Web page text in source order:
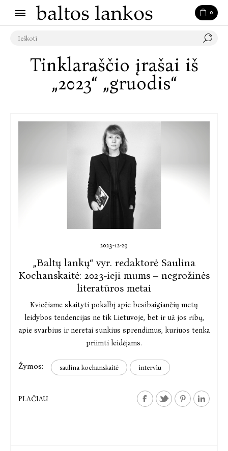
0
Tinklaraščio įrašai iš
„2023“ „gruodis“
2023-12-29
„Baltų lankų“ vyr. redaktorė Saulina
Kochanskaitė: 2023-ieji mums – negrožinės
literatūros metai
Kviečiame skaityti pokalbį apie besibaigiančių metų
leidybos tendencijas ne tik Lietuvoje, bet ir už jos ribų,
apie svarbius ir neretai sunkius sprendimus, kuriuos tenka
priimti leidėjams.
Žymos: saulina kochanskaitė interviu
PLAČIAU